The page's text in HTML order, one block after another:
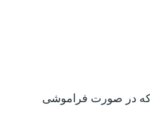
که در صورت فراموشی